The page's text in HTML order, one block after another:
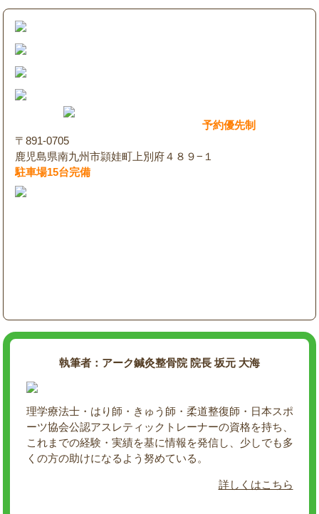
予約優先制
〒891-0705
鹿児島県南九州市頴娃町上別府４８９−１
駐車場15台完備
執筆者：アーク鍼灸整骨院 院長 坂元 大海
理学療法士・はり師・きゅう師・柔道整復師・日本スポ
ーツ協会公認アスレティックトレーナーの資格を持ち、
これまでの経験・実績を基に情報を発信し、少しでも多
くの方の助けになるよう努めている。
詳しくはこちら